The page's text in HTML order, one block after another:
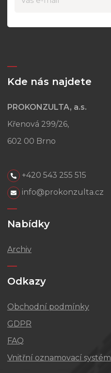
Kde nás najdete
PROKONZULTA, a.s.
Křenová 299/26,
602 00 Brno
+420 543 255 515
info@prokonzulta.cz
Nabídky
Archiv
Odkazy
Obchodní podmínky
GDPR
FAQ
Vnitřní oznamovací systém